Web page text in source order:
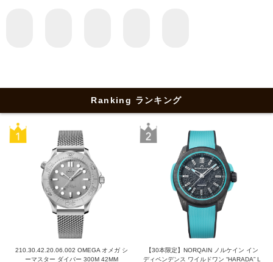
Ranking ランキング
210.30.42.20.06.002 OMEGA オメガ シ
ーマスター ダイバー 300M 42MM
【30本限定】NORQAIN ノルケイン イン
ディペンデンス ワイルドワン “HARADA” L